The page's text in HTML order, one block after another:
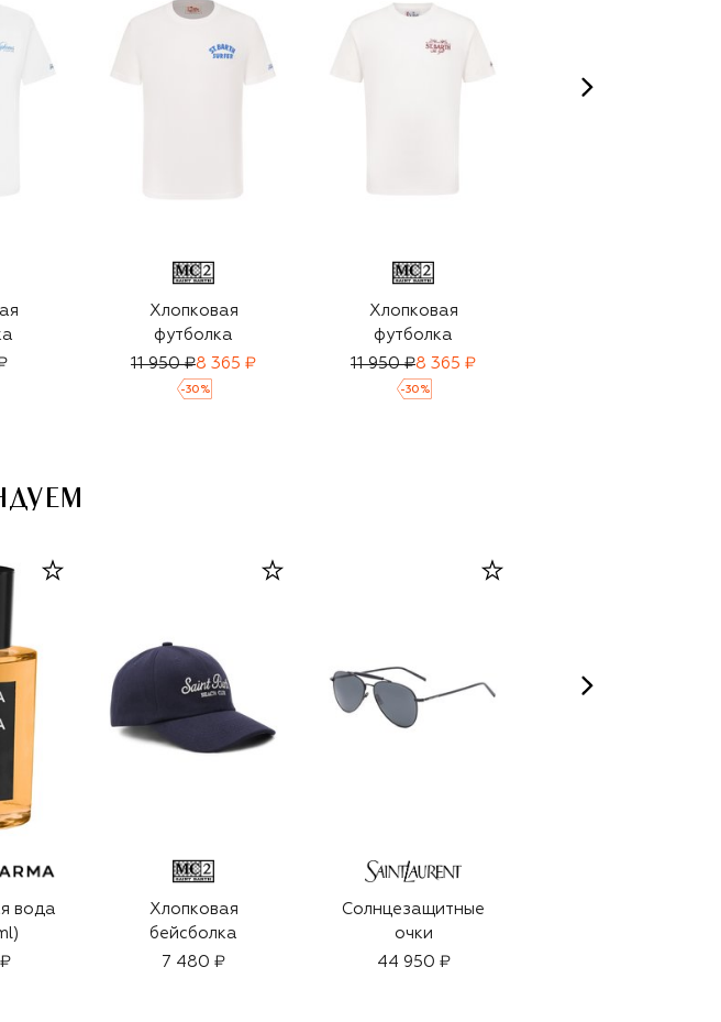
Хлопковая
футболка
11 950 ₽8 365 ₽
-30 %
Хлопковая
футболка
11 950 ₽8 365 ₽
-30 %
вода
Хлопковая
бейсболка
7 480 ₽
Солнцезащитные
очки
44 950 ₽